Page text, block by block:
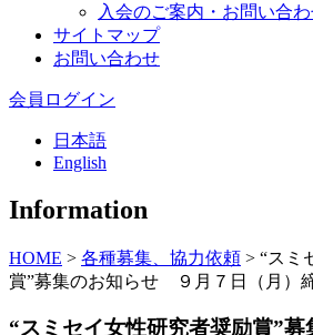
入会のご案内・お問い合
サイトマップ
お問い合わせ
会員ログイン
日本語
English
Information
HOME > 各種募集、協力依頼 > “スミ
賞”募集のお知らせ ９月７日（月）
“スミセイ女性研究者奨励賞”